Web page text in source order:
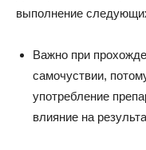
выполнение
Важно при
самочуствии,
употребление
влияние на